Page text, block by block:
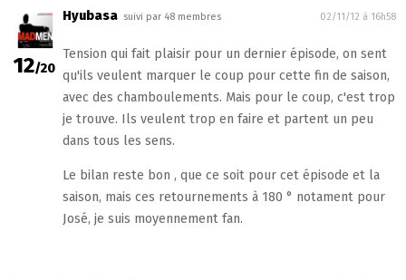
12/20
Hyubasa suivi par 48 membres 02/11/12 à 16h58
Tension qui fait plaisir pour un dernier épisode, on sent
qu'ils veulent marquer le coup pour cette fin de saison,
avec des chamboulements. Mais pour le coup, c'est trop
je trouve. Ils veulent trop en faire et partent un peu
dans tous les sens.
Le bilan reste bon , que ce soit pour cet épisode et la
saison, mais ces retournements à 180 ° notament pour
José, je suis moyennement fan.